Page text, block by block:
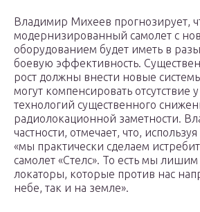
Владимир Михеев прогнозирует,
модернизированный самолет с
оборудованием будет иметь в
боевую эффективность.
рост должны внести новые
могут компенсировать отсутствие
технологий существенного
радиолокационной заметности.
частности, отмечает, что,
«мы практически сделаем
самолет «Стелс». То есть мы
локаторы, которые против нас
небе, так и на земле».